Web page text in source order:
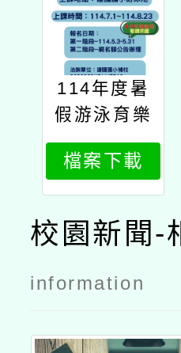
114年度暑
假游泳育樂
營
檔案下載
校園新聞-
information